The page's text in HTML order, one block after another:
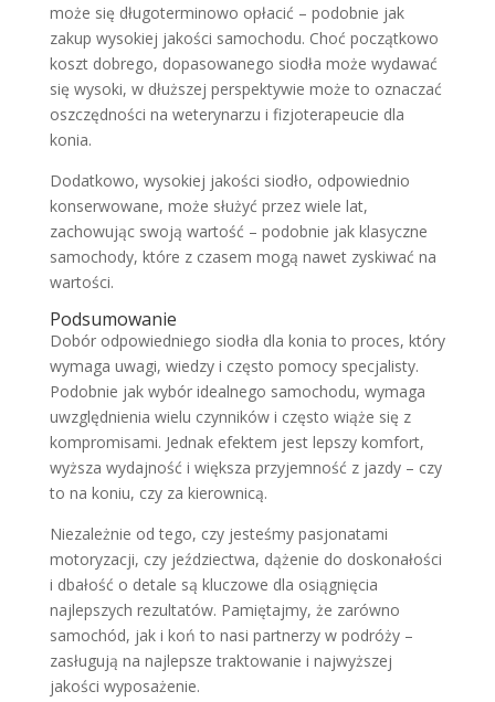
może się długoterminowo opłacić – podobnie jak
zakup wysokiej jakości samochodu. Choć początkowo
koszt dobrego, dopasowanego siodła może wydawać
się wysoki, w dłuższej perspektywie może to oznaczać
oszczędności na weterynarzu i fizjoterapeucie dla
konia.
Dodatkowo, wysokiej jakości siodło, odpowiednio
konserwowane, może służyć przez wiele lat,
zachowując swoją wartość – podobnie jak klasyczne
samochody, które z czasem mogą nawet zyskiwać na
wartości.
Podsumowanie
Dobór odpowiedniego siodła dla konia to proces, który
wymaga uwagi, wiedzy i często pomocy specjalisty.
Podobnie jak wybór idealnego samochodu, wymaga
uwzględnienia wielu czynników i często wiąże się z
kompromisami. Jednak efektem jest lepszy komfort,
wyższa wydajność i większa przyjemność z jazdy – czy
to na koniu, czy za kierownicą.
Niezależnie od tego, czy jesteśmy pasjonatami
motoryzacji, czy jeździectwa, dążenie do doskonałości
i dbałość o detale są kluczowe dla osiągnięcia
najlepszych rezultatów. Pamiętajmy, że zarówno
samochód, jak i koń to nasi partnerzy w podróży –
zasługują na najlepsze traktowanie i najwyższej
jakości wyposażenie.